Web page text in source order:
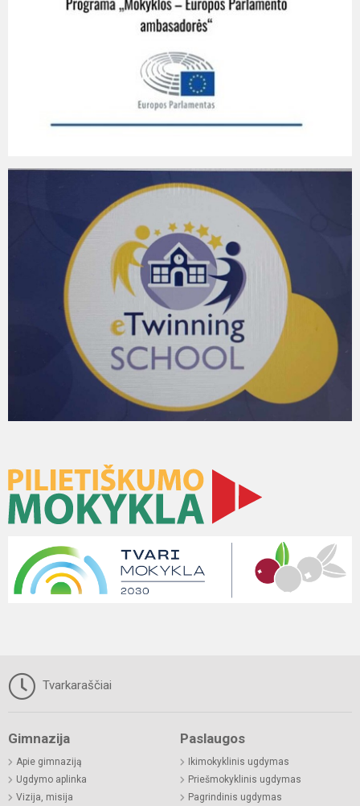
Tvarkaraščiai
Gimnazija
Apie gimnaziją
Ugdymo aplinka
Vizija, misija
Paslaugos
Ikimokyklinis ugdymas
Priešmokyklinis ugdymas
Pagrindinis ugdymas